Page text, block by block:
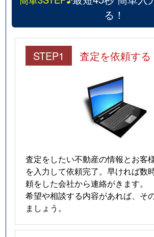
る！
STEP1 査定を依頼する
査定をしたい不動産の情報とお客
を入力して依頼完了。早ければ数
頼をした会社から連絡がきます。
希望や相談する内容があれば、そ
ましょう。